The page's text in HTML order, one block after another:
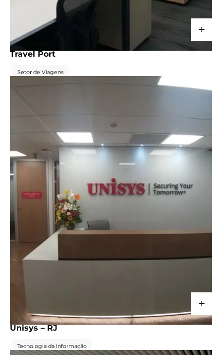
+
Travel Port
Setor de Viagens
+
CORPORATIVO
Unisys – RJ
Tecnologia da Informação